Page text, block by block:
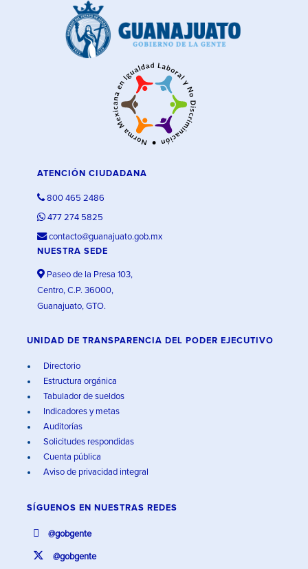
ATENCIÓN CIUDADANA
800 465 2486
477 274 5825
contacto@guanajuato.gob.mx
NUESTRA SEDE
Paseo de la Presa 103,
Centro, C.P. 36000,
Guanajuato, GTO.
UNIDAD DE TRANSPARENCIA DEL PODER EJECUTIVO
Directorio
Estructura orgánica
Tabulador de sueldos
Indicadores y metas
Auditorías
Solicitudes respondidas
Cuenta pública
Aviso de privacidad integral
SÍGUENOS EN NUESTRAS REDES
@gobgente
@gobgente